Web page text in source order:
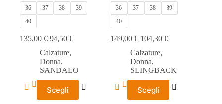
36 37 38
39
40
135,00€ 94,50 €
Calzature,
Donna,
SANDALO
Scegli
Questo
36 37 38
39
40
149,00€ 104,30€
Calzature,
Donna,
SLINGBACK
Scegli
Questo